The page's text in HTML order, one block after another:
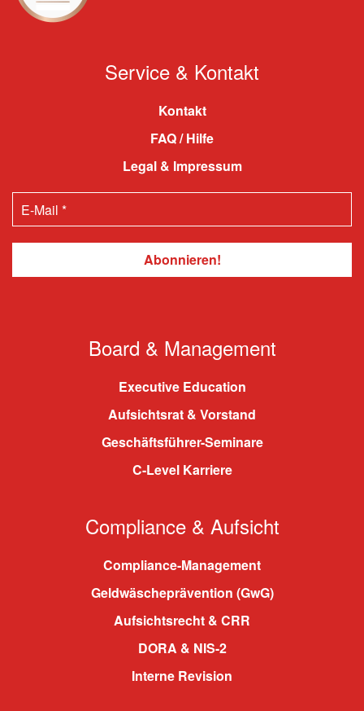
Service & Kontakt
Kontakt
FAQ / Hilfe
Legal & Impressum
Board & Management
Executive Education
Aufsichtsrat & Vorstand
Geschäftsführer-Seminare
C-Level Karriere
Compliance & Aufsicht
Compliance-Management
Geldwäscheprävention (GwG)
Aufsichtsrecht & CRR
DORA & NIS-2
Interne Revision